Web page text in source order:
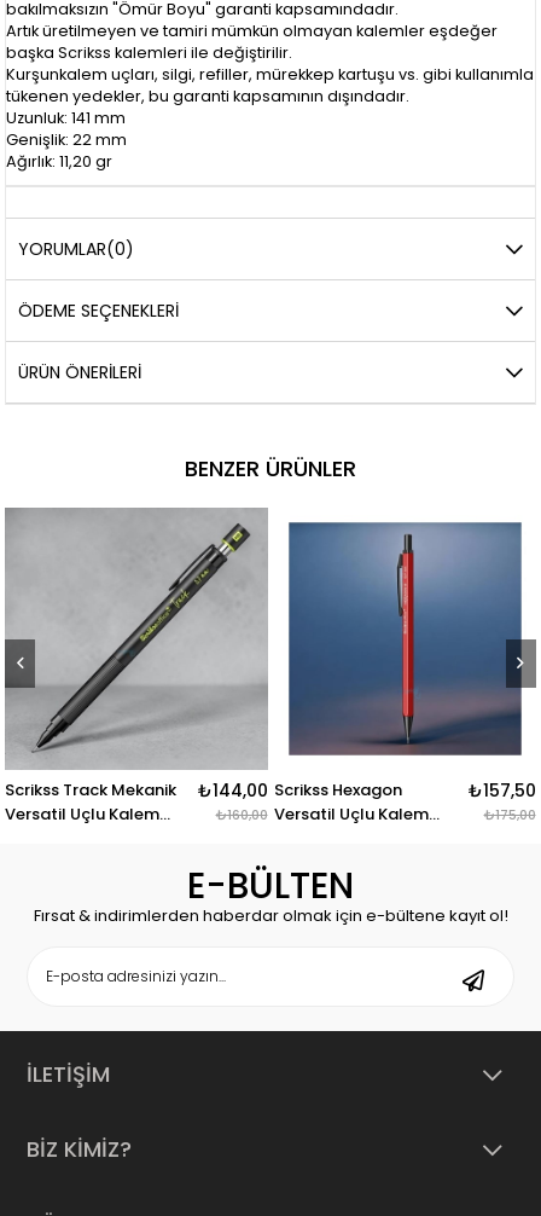
bakılmaksızın "Ömür Boyu" garanti kapsamındadır.
Artık üretilmeyen ve tamiri mümkün olmayan kalemler eşdeğer
başka Scrikss kalemleri ile değiştirilir.
Kurşunkalem uçları, silgi, refiller, mürekkep kartuşu vs. gibi kullanımla
tükenen yedekler, bu garanti kapsamının dışındadır.
Uzunluk: 141 mm
Genişlik: 22 mm
Ağırlık: 11,20 gr
YORUMLAR(0)
ÖDEME SEÇENEKLERI
ÜRÜN ÖNERILERI
BENZER ÜRÜNLER
Track Mekanik
Uçlu Kalem
₺144,00
₺160,00
Scrikss Hexagon
Versatil Uçlu Kalem
₺157,50
₺175,00
E-BÜLTEN
Fırsat & indirimlerden haberdar olmak için e-bültene kayıt ol!
İLETİŞİM
BİZ KİMİZ?